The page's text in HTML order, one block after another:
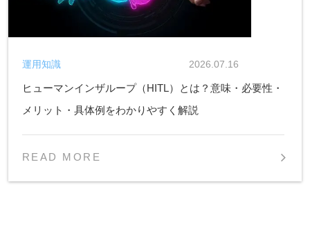
ヒューマンインザループ（HITL）とは？意味・必要性・
メリット・具体例をわかりやすく解説
2026.07.16
運用知識
READ MORE